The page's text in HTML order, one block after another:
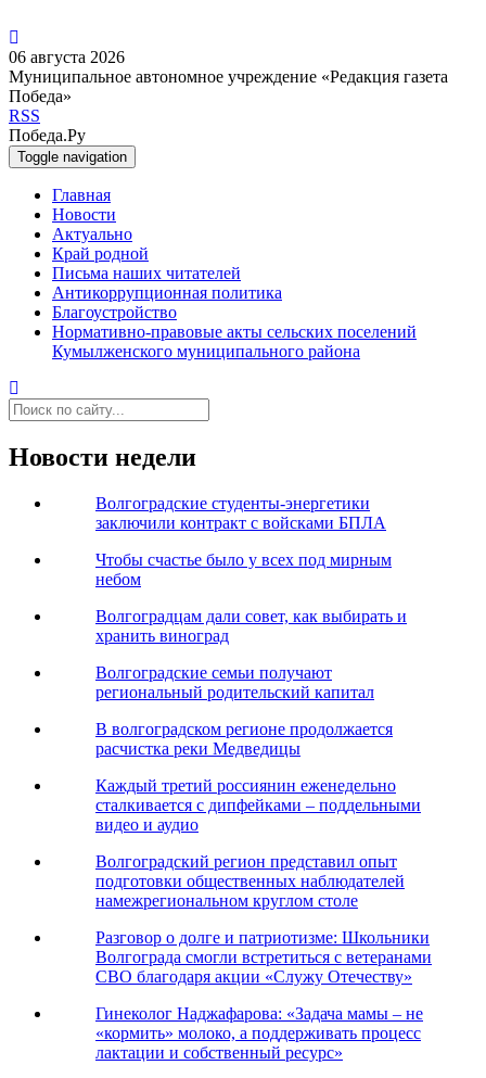
06 августа 2026
Муниципальное автономное учреждение «Редакция газета
Победа»
RSS
Победа.Ру
Toggle navigation
Главная
Новости
Актуально
Край родной
Письма наших читателей
Антикоррупционная политика
Благоустройство
Нормативно-правовые акты сельских поселений
Кумылженского муниципального района
Новости недели
Волгоградские студенты-энергетики
заключили контракт с войсками БПЛА
Чтобы счастье было у всех под мирным
небом
Волгоградцам дали совет, как выбирать и
хранить виноград
Волгоградские семьи получают
региональный родительский капитал
В волгоградском регионе продолжается
расчистка реки Медведицы
Каждый третий россиянин еженедельно
сталкивается с дипфейками – поддельными
видео и аудио
Волгоградский регион представил опыт
подготовки общественных наблюдателей
намежрегиональном круглом столе
Разговор о долге и патриотизме: Школьники
Волгограда смогли встретиться с ветеранами
СВО благодаря акции «Служу Отечеству»
Гинеколог Наджафарова: «Задача мамы – не
«кормить» молоко, а поддерживать процесс
лактации и собственный ресурс»